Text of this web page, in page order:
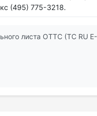
(495) 775-3218.
листа ОТТС (ТС RU Е-